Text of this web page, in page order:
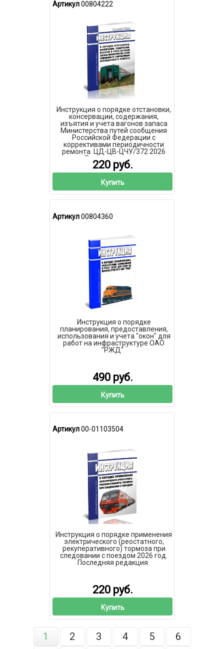
Артикул00804222
Инструкция о порядке отстановки,
консервации, содержания,
изъятия и учета вагонов запаса
Министерства путей сообщения
Российской Федерации с
коррективами периодичности
ремонта. ЦД-ЦВ-ЦЧУ/372 2026
год. Последняя редакция
220 руб.
Купить
Артикул00804360
Инструкция о порядке
планирования, предоставления,
использования и учета "окон" для
работ на инфраструктуре ОАО
"РЖД"
490 руб.
Купить
Артикул00-01103504
Инструкция о порядке применения
электрического (реостатного,
рекуперативного) тормоза при
следовании с поездом 2026 год.
Последняя редакция
220 руб.
Купить
1 2 3 4 5
6